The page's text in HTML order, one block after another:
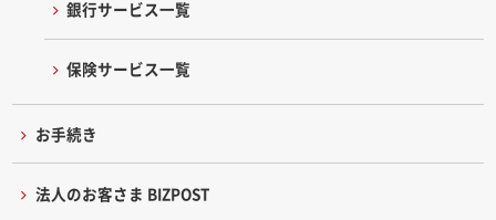
銀行サービス一覧
保険サービス一覧
お手続き
法人のお客さま BIZPOST